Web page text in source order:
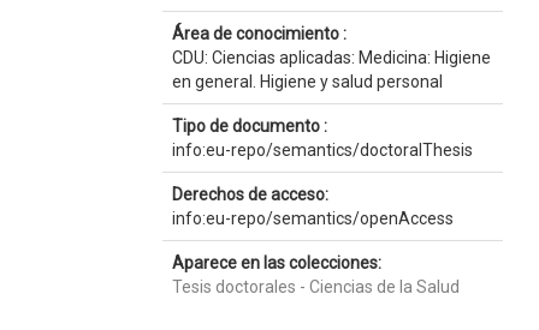
Área de conocimiento :
CDU: Ciencias aplicadas: Medicina: Higiene
en general. Higiene y salud personal
Tipo de documento :
info:eu-repo/semantics/doctoralThesis
Derechos de acceso:
info:eu-repo/semantics/openAccess
Aparece en las colecciones:
Tesis doctorales - Ciencias de la Salud